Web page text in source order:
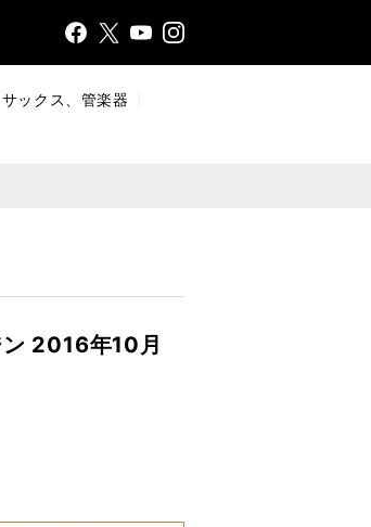
FaceX
YouTInsta
サックス、管楽器
2016年10月